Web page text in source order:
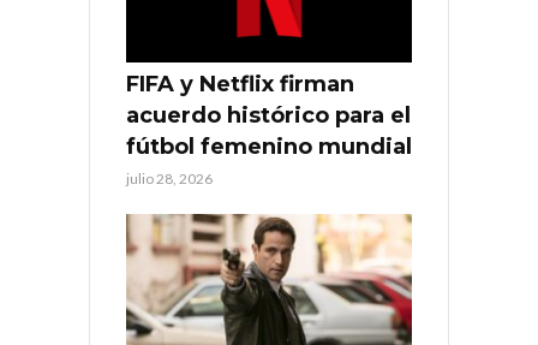
FIFA y Netflix firman
acuerdo histórico para el
fútbol femenino mundial
julio 28, 2026